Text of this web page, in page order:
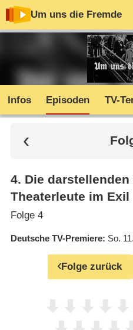
Um uns die Fremde
Infos Episoden TV-
4. Die
Theaterleute im Exil
Folge 4
Deutsche TV-Premiere So.
Folge zurück